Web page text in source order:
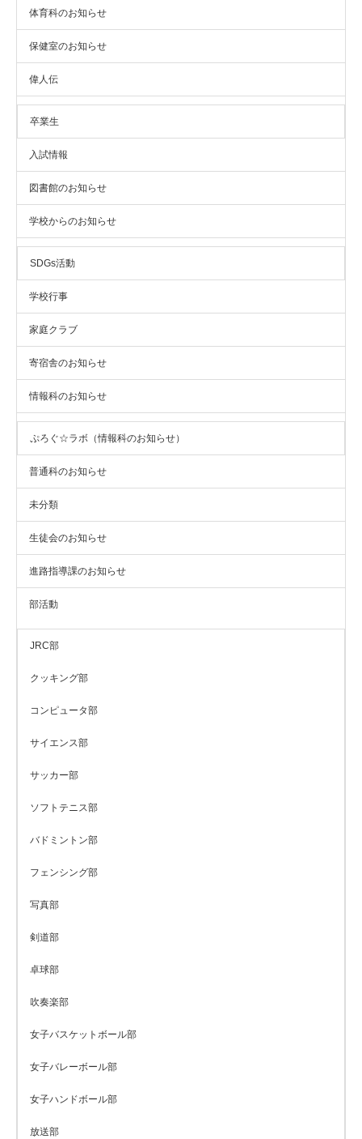
体育科のお知らせ
保健室のお知らせ
偉人伝
卒業生
入試情報
図書館のお知らせ
学校からのお知らせ
SDGs活動
学校行事
家庭クラブ
寄宿舎のお知らせ
情報科のお知らせ
ぷろぐ☆ラボ（情報科のお知らせ）
普通科のお知らせ
未分類
生徒会のお知らせ
進路指導課のお知らせ
部活動
JRC部
クッキング部
コンピュータ部
サイエンス部
サッカー部
ソフトテニス部
バドミントン部
フェンシング部
写真部
剣道部
卓球部
吹奏楽部
女子バスケットボール部
女子バレーボール部
女子ハンドボール部
放送部